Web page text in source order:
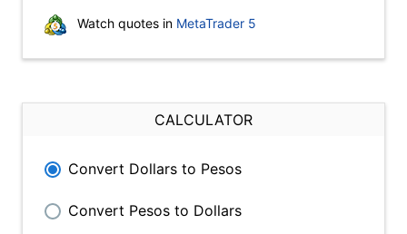
Watch quotes in MetaTrader 5
CALCULATOR
Convert Dollars to Pesos
Convert Pesos to Dollars